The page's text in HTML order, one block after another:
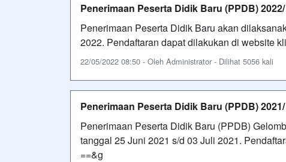
Penerimaan Peserta Didik Baru (PPDB)
Penerimaan Peserta Didik Baru akan
2022. Pendaftaran dapat dilakukan di website
22/05/2022 08:50 - Oleh Administrator - Dilihat 5056 kali
Penerimaan Peserta Didik Baru (PPDB)
Penerimaan Peserta Didik Baru (PPDB)
tanggal 25 Juni 2021 s/d 03 Juli 2021.
==&g